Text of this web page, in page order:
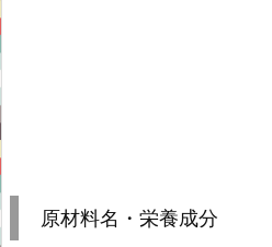
原材料名・栄養成分